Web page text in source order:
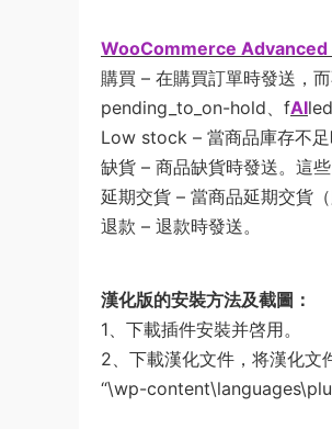
WooCommerce
購買 – 在購買訂單時發送，
pending_to_on-hold、fAI
Low stock – 當商品庫存不足
缺貨 – 商品缺貨時發送。這
延期交貨 – 當商品延期交貨
退款 – 退款時發送。
漢化版的安裝方法及截圖：
1、下載插件安裝并啓用。
2、下載漢化文件，将漢化
“\wp-